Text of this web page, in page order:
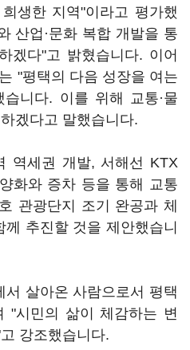
생한 지역"이라고 평가했
산업·문화 복합 개발을 통
겠다"고 밝혔습니다. 이어
"평택의 다음 성장을 여는
니다. 이를 위해 교통·물
겠다고 말했습니다.
역세권 개발, 서해선 KTX
화와 증차 등을 통해 교통
관광단지 조기 완공과 체
추진할 것을 제안했습니
살아온 사람으로서 평택
"시민의 삶이 체감하는 변
강조했습니다.